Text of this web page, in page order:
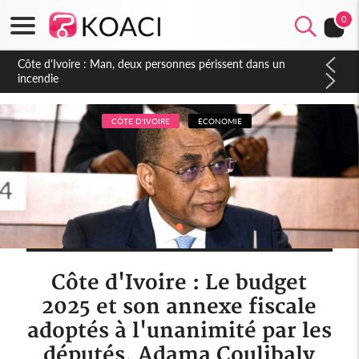
0
Côte d'Ivoire : Séileu, la célébration de la fête nationale
transformée en vaste campagne contre les produits
dépigmentants dangereux
CÔTE D'IVOIRE ECONOMIE
Côte d'Ivoire : Le budget
2025 et son annexe fiscale
adoptés à l'unanimité par les